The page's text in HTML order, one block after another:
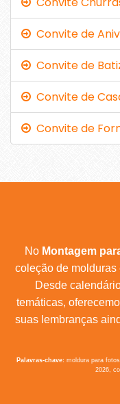
Convite de
Convite de
Convite de
Convite de
No Montagem
coleção de
Desde
temáticas,
suas lembranças
Palavras-chave:moldura para
2026,